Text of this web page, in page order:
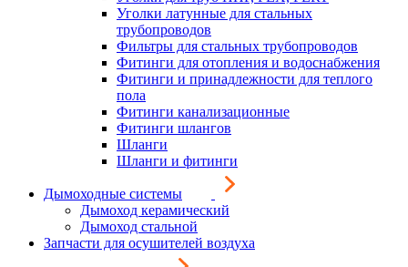
Уголки латунные для стальных
трубопроводов
Фильтры для стальных трубопроводов
Фитинги для отопления и водоснабжения
Фитинги и принадлежности для теплого
пола
Фитинги канализационные
Фитинги шлангов
Шланги
Шланги и фитинги
Дымоходные системы
Дымоход керамический
Дымоход стальной
Запчасти для осушителей воздуха